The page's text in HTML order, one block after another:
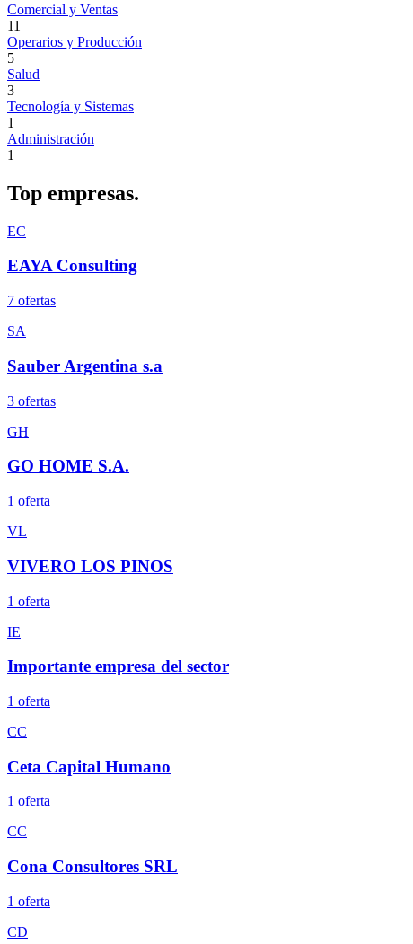
Comercial y Ventas
11
Operarios y Producción
5
Salud
3
Tecnología y Sistemas
1
Administración
1
Top empresas.
EC
EAYA Consulting
7 ofertas
SA
Sauber Argentina s.a
3 ofertas
GH
GO HOME S.A.
1 oferta
VL
VIVERO LOS PINOS
1 oferta
IE
Importante empresa del sector
1 oferta
CC
Ceta Capital Humano
1 oferta
CC
Cona Consultores SRL
1 oferta
CD